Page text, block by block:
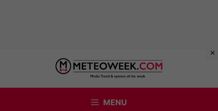
contenuto
MENU